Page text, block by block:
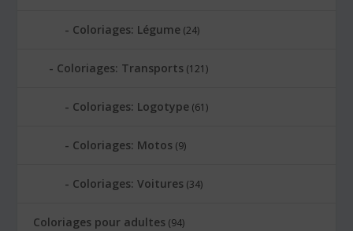
Coloriages: Légume (24)
Coloriages: Transports (121)
Coloriages: Logotype (61)
Coloriages: Motos (9)
Coloriages: Voitures (34)
Coloriages pour adultes (94)